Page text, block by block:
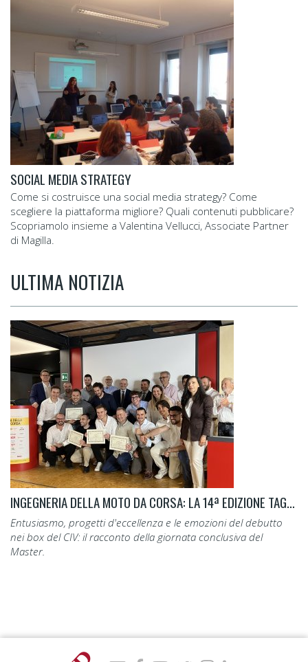
SOCIAL MEDIA STRATEGY
Come si costruisce una social media strategy? Come
scegliere la piattaforma migliore? Quali contenuti pubblicare?
Scopriamolo insieme a Valentina Vellucci, Associate Partner
di Magilla.
ULTIMA NOTIZIA
INGEGNERIA DELLA MOTO DA CORSA: LA 14ª EDIZIONE TAGLIA IL TRAGUARDO.
Entusiasmo, progetti d'eccellenza e le emozioni del debutto
nei box del CIV: il racconto della giornata conclusiva del
Master.